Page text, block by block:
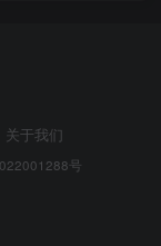
关于我们
号